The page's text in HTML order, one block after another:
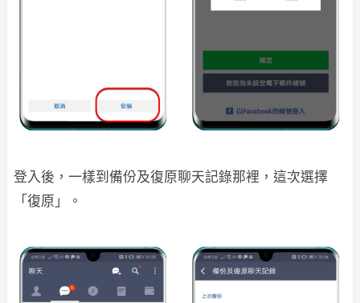
登入後，一樣到備份及復原聊天記錄那裡，這次選擇
「復原」。